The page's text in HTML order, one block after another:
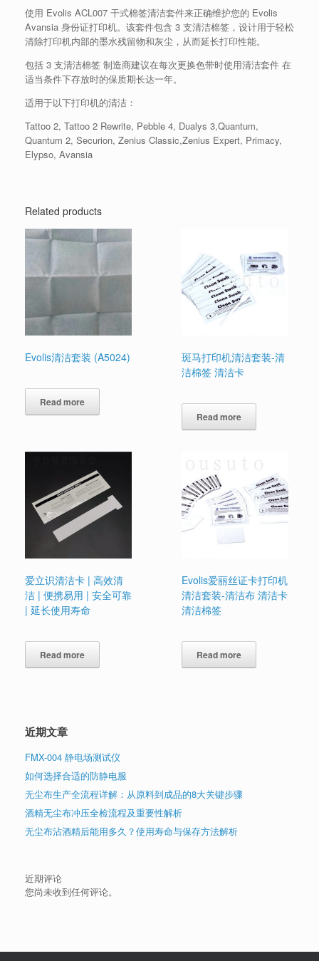
使用 Evolis ACL007 干式棉签清洁套件来正确维护您的 Evolis
Avansia 身份证打印机。该套件包含 3 支清洁棉签，设计用于轻松
清除打印机内部的墨水残留物和灰尘，从而延长打印性能。
包括 3 支清洁棉签 制造商建议在每次更换色带时使用清洁套件 在
适当条件下存放时的保质期长达一年。
适用于以下打印机的清洁：
Tattoo 2, Tattoo 2 Rewrite, Pebble 4, Dualys 3,Quantum,
Quantum 2, Securion, Zenius Classic,Zenius Expert, Primacy,
Elypso, Avansia
Related products
Evolis清洁套装 (A5024)
Read more
斑马打印机清洁套装-清
洁棉签 清洁卡
Read more
爱立识清洁卡 | 高效清
洁 | 便携易用 | 安全可靠
| 延长使用寿命
Read more
Evolis爱丽丝证卡打印机
清洁套装-清洁布 清洁卡
清洁棉签
Read more
近期文章
FMX-004 静电场测试仪
如何选择合适的防静电服
无尘布生产全流程详解：从原料到成品的8大关键步骤
酒精无尘布冲压全检流程及重要性解析
无尘布沾酒精后能用多久？使用寿命与保存方法解析
近期评论
您尚未收到任何评论。